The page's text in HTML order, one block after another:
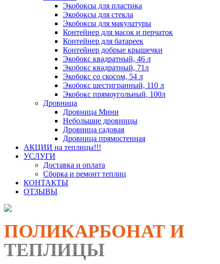
Экобоксы для пластика
Экобоксы для стекла
Экобоксы для макулатуры
Контейнер для масок и перчаток
Контейнер для батареек
Контейнер добрые крышечки
Экобокс квадратный, 46 л
Экобокс квадратный, 71л
Экобокс со скосом, 54 л
Экобокс шестигранный, 110 л
Экобокс прямоугольный, 100л
Дровница
Дровница Мини
Небольшие дровницы
Дровница садовая
Дровница прямостенная
АКЦИИ на теплицы!!!
УСЛУГИ
Доставка и оплата
Сборка и ремонт теплиц
КОНТАКТЫ
ОТЗЫВЫ
ПОЛИКАРБОНАТ И
ТЕПЛИЦЫ